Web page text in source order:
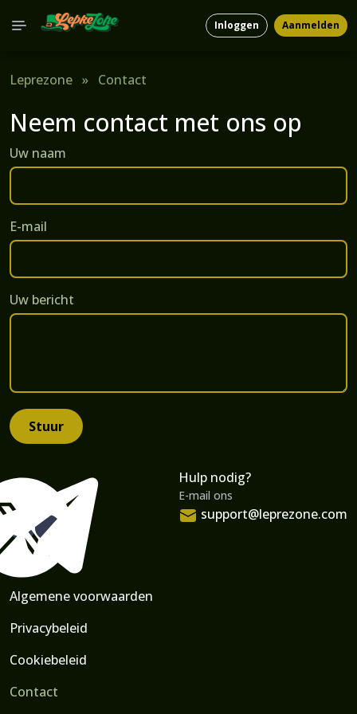
Inloggen Aanmelden
Leprezone » Contact
Neem contact met ons op
Uw naam
E-mail
Uw bericht
Volg ons
Algemene voorwaarden
Privacybeleid
Cookiebeleid
Contact
Hulp nodig?
E-mail ons
support@leprezone.com